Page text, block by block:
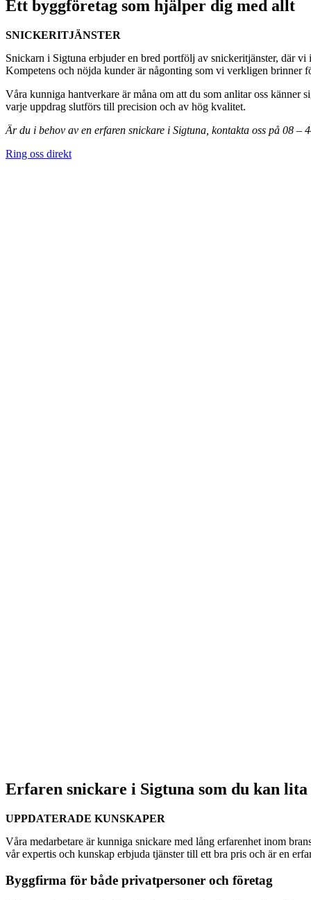
Ett byggföretag som hjälper dig med allt
SNICKERITJÄNSTER
Snickarn i Sigtuna erbjuder en bred portfölj av snickeritjänster, där
Kompetens och nöjda kunder är någonting som vi verkligen brinner
Våra kunniga hantverkare är måna om att du som anlitar oss känner
varje uppdrag slutförs till precision och av hög kvalitet.
Är du i behov av en erfaren snickare i Sigtuna, kontakta oss på 08 –
Ring oss direkt
Erfaren snickare i Sigtuna som du kan lita
UPPDATERADE KUNSKAPER
Våra medarbetare är kunniga snickare med lång erfarenhet inom
vår expertis och kunskap erbjuda tjänster till ett bra pris och är en
Byggfirma för både privatpersoner och företag